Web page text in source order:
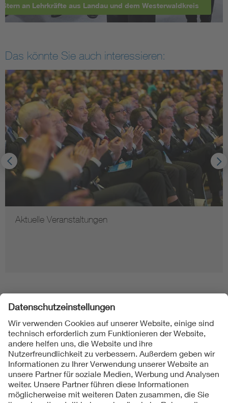
an Lehrkräfte aus Landau und dem Westerwaldkreis
Das könnte Sie auch interessieren:
Folgen Sie uns